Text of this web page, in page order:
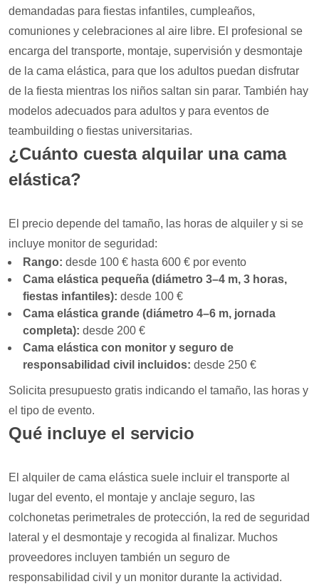
demandadas para fiestas infantiles, cumpleaños,
comuniones y celebraciones al aire libre. El profesional se
encarga del transporte, montaje, supervisión y desmontaje
de la cama elástica, para que los adultos puedan disfrutar
de la fiesta mientras los niños saltan sin parar. También hay
modelos adecuados para adultos y para eventos de
teambuilding o fiestas universitarias.
¿Cuánto cuesta alquilar una cama
elástica?
El precio depende del tamaño, las horas de alquiler y si se
incluye monitor de seguridad:
Rango: desde 100 € hasta 600 € por evento
Cama elástica pequeña (diámetro 3–4 m, 3 horas,
fiestas infantiles): desde 100 €
Cama elástica grande (diámetro 4–6 m, jornada
completa): desde 200 €
Cama elástica con monitor y seguro de
responsabilidad civil incluidos: desde 250 €
Solicita presupuesto gratis indicando el tamaño, las horas y
el tipo de evento.
Qué incluye el servicio
El alquiler de cama elástica suele incluir el transporte al
lugar del evento, el montaje y anclaje seguro, las
colchonetas perimetrales de protección, la red de seguridad
lateral y el desmontaje y recogida al finalizar. Muchos
proveedores incluyen también un seguro de
responsabilidad civil y un monitor durante la actividad.